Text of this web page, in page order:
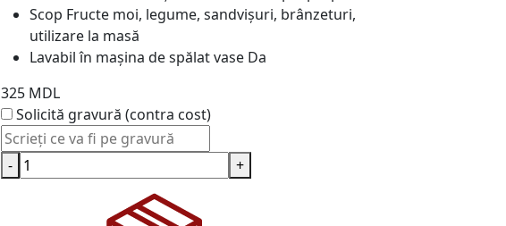
Scop Fructe moi, legume, sandvișuri, brânzeturi,
utilizare la masă
Lavabil în mașina de spălat vase Da
325 MDL
Solicită gravură (contra cost)
- +